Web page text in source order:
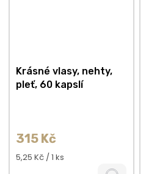
Krásné vlasy, nehty,
pleť, 60 kapslí
315 Kč
Měrná
5,25 Kč / 1 ks